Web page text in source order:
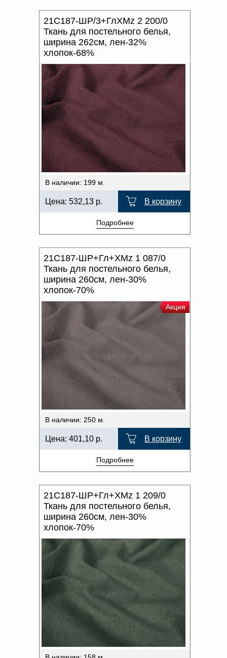
21С187-ШР/3+ГлХМz 2 200/0
Ткань для постельного белья,
ширина 262см, лен-32%
хлопок-68%
В наличии: 199 м.
Цена: 532,13 р. В корзину
Подробнее
21С187-ШР+Гл+ХМz 1 087/0
Ткань для постельного белья,
ширина 260см, лен-30%
хлопок-70%
Акция
В наличии: 250 м.
Цена: 401,10 р. В корзину
Подробнее
21С187-ШР+Гл+ХМz 1 209/0
Ткань для постельного белья,
ширина 260см, лен-30%
хлопок-70%